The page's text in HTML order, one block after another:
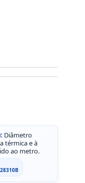
Diâmetro
térmica e à
ao metro.